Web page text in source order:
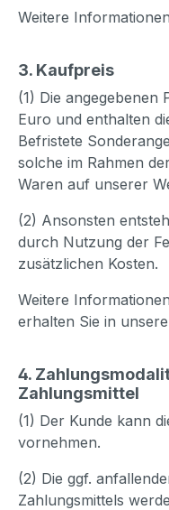
Weitere
3. Kaufpreis
(1) Die angegebenen
Euro und enthalten
Befristete
solche im Rahmen
Waren auf unserer
(2) Ansonsten
durch Nutzung der
zusätzlichen Kosten.
Weitere
erhalten Sie in
4.
Zahlungsmittel
(1) Der Kunde kann
vornehmen.
(2) Die ggf.
Zahlungsmittels